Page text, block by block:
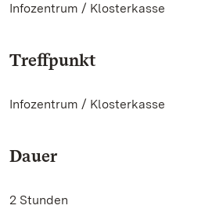
Infozentrum / Klosterkasse
Treffpunkt
Infozentrum / Klosterkasse
Dauer
2 Stunden